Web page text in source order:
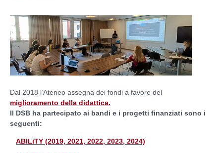
Dal 2018 l’Ateneo assegna dei fondi a favore del
miglioramento della didattica.
Il DSB ha partecipato ai bandi e i progetti finanziati sono i
seguenti:
ABILiTY (2019, 2021, 2022, 2023, 2024)